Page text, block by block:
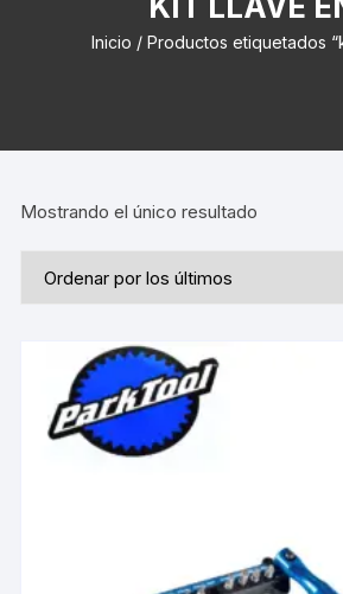
Inicio / Productos etiquetados
Mostrando el único resultado